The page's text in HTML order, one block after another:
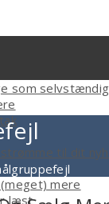
som selvstændig
til dit
mere
læst